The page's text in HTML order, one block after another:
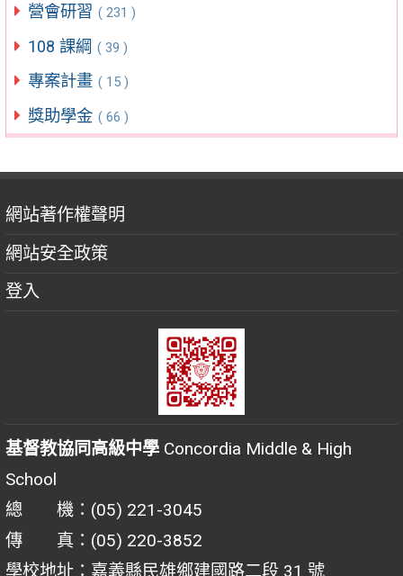
營會研習 ( 231 )
108 課綱 ( 39 )
專案計畫 ( 15 )
獎助學金 ( 66 )
網站著作權聲明
網站安全政策
登入
基督教協同高級中學 Concordia Middle & High
School
總 機：(05) 221-3045
傳 真：(05) 220-3852
學校地址：嘉義縣民雄鄉建國路二段 31 號